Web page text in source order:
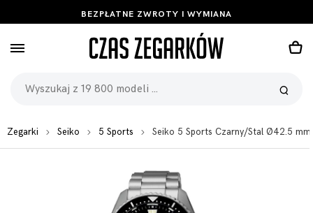
BEZPŁATNE ZWROTY I WYMIANA
Zegarki Seiko 5 Sports Seiko 5 Sports Czarny/Stal Ø42.5 mm